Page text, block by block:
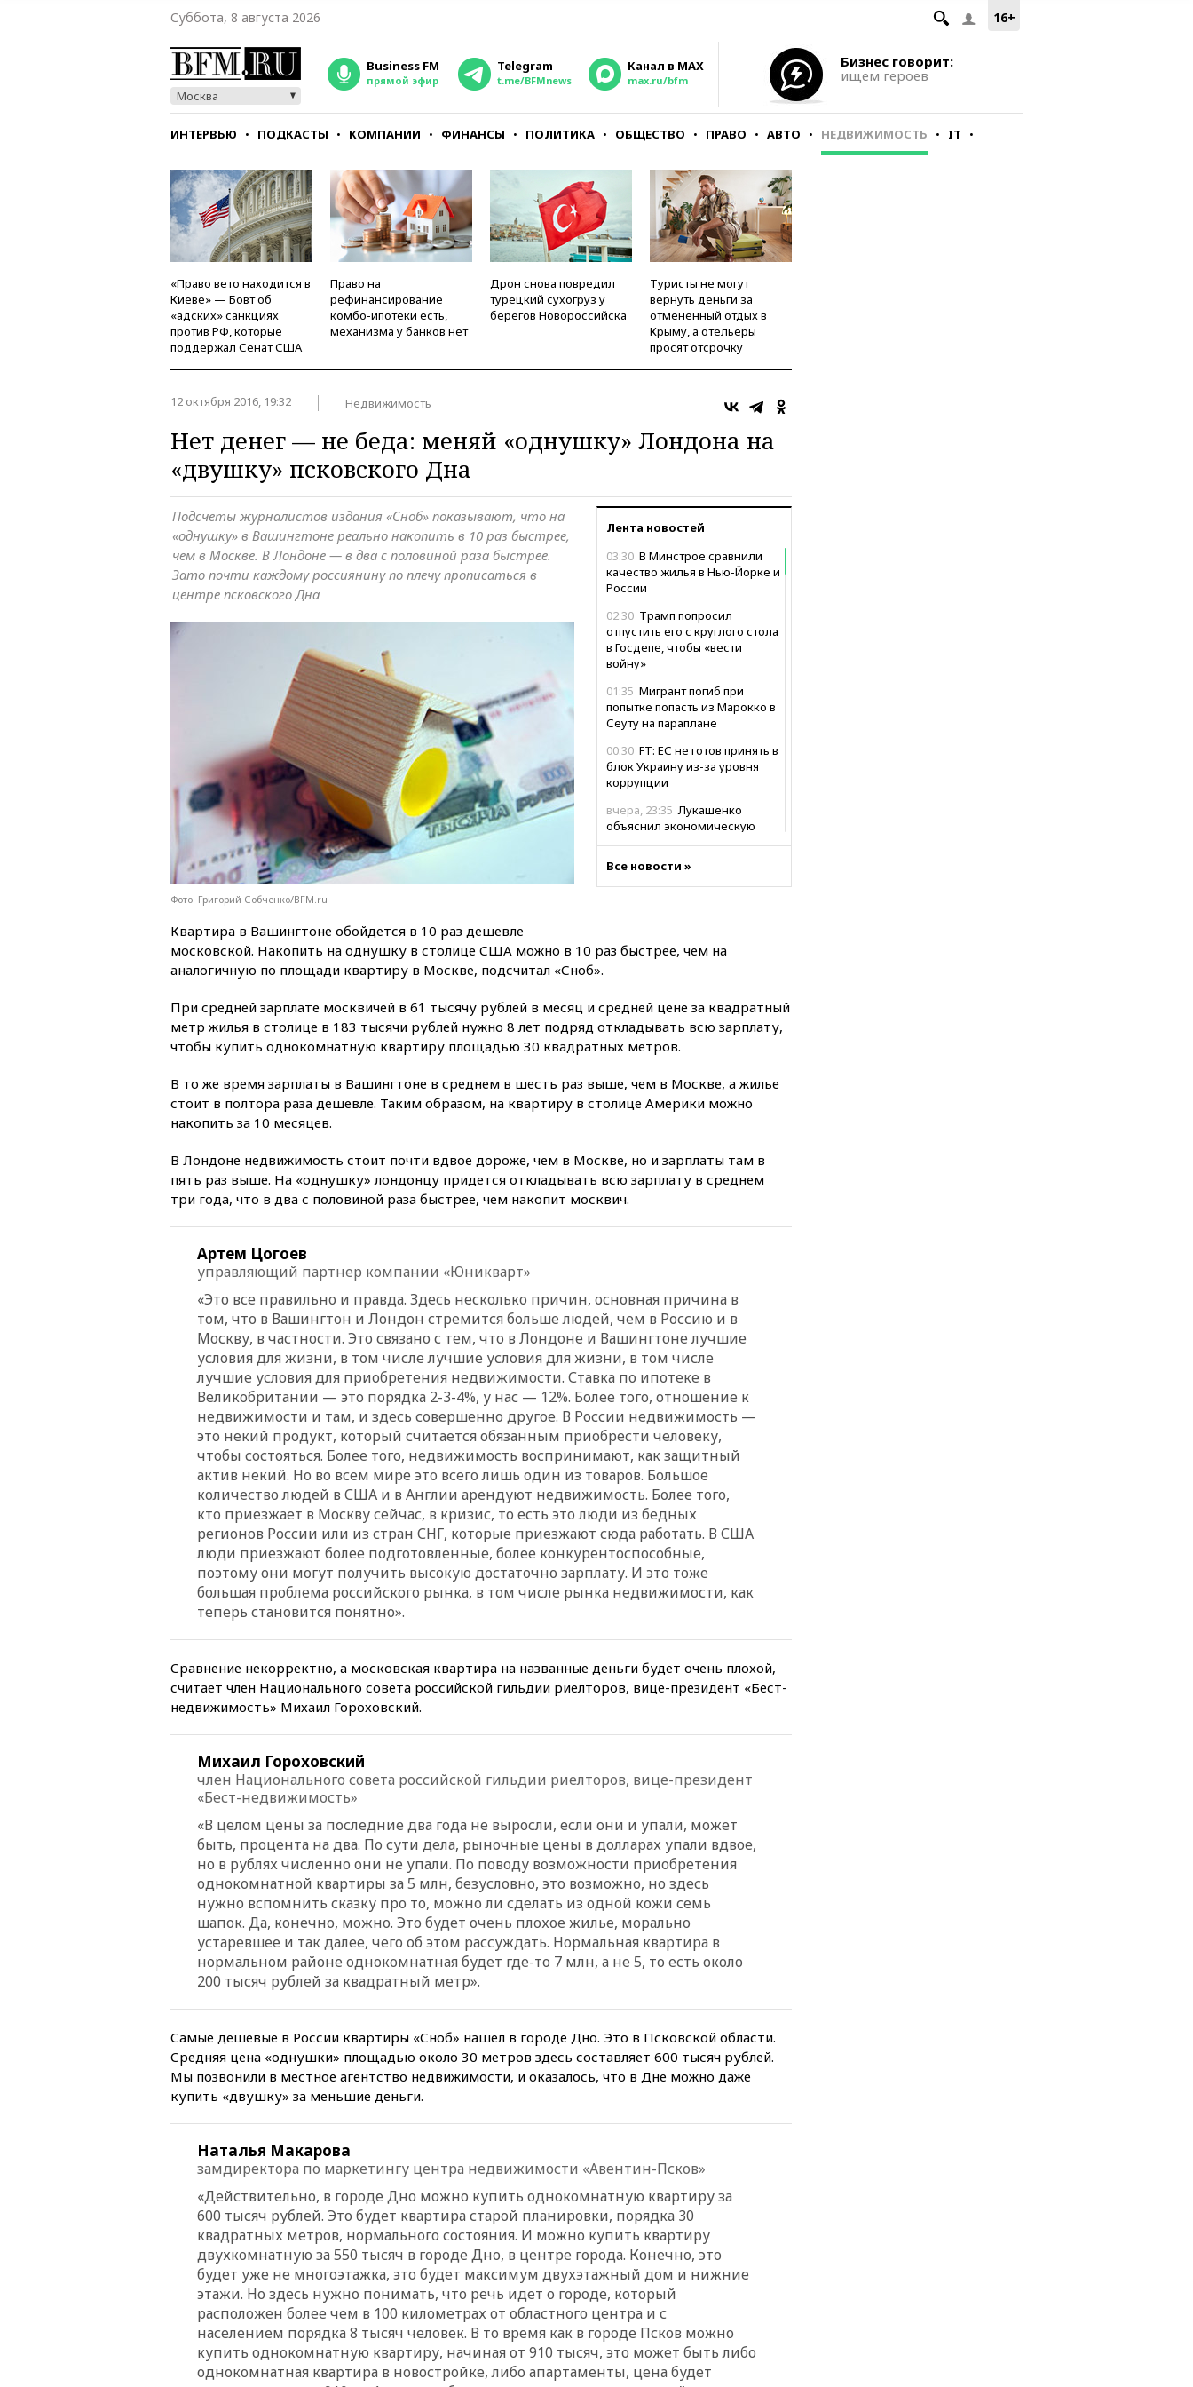
16+
Суббота, 8 августа 2026
Москва
Business FM
прямой эфир
Telegram
t.me/BFMnews
Канал в MAX
max.ru/bfm
Бизнес говорит:
ищем героев
ИНТЕРВЬЮ ПОДКАСТЫ КОМПАНИИ ФИНАНСЫ ПОЛИТИКА ОБЩЕСТВО ПРАВО АВТО НЕДВИЖИМОСТЬ IT
СТИЛЬ ТЕСТЫ
«Право вето находится в
Киеве» — Бовт об
«адских» санкциях
против РФ, которые
поддержал Сенат США
Право на
рефинансирование
комбо-ипотеки есть,
механизма у банков нет
Дрон снова повредил
турецкий сухогруз у
берегов Новороссийска
Туристы не могут
вернуть деньги за
отмененный отдых в
Крыму, а отельеры
просят отсрочку
12 октября 2016, 19:32 Недвижимость
Нет денег — не беда: меняй «однушку» Лондона на
«двушку» псковского Дна
Лента новостей
03:30 В Минстрое сравнили
качество жилья в Нью-Йорке и
России
02:30 Трамп попросил
отпустить его с круглого стола
в Госдепе, чтобы «вести
войну»
01:35 Мигрант погиб при
попытке попасть из Марокко в
Сеуту на параплане
00:30 FT: ЕС не готов принять в
блок Украину из-за уровня
коррупции
вчера, 23:35 Лукашенко
объяснил экономическую
вчера, 22:59На башню
вчера, 22:45 Литовец
вчера, 22:28
анонсировал скорое
соглашение о прекращении
вчера, 22:15
Три человека
получили ножевые ранения
вчера, 22:00 Путин поручил
выделить средства на новые
РЛС для Белгородской
области
вчера, 21:56The Atlantic: Маск
вчера, 21:35 После пожара на
складе в Брянске возбудили
уголовное дело
вчера, 21:26 Лидеры сборной
РФ по гимнастике получили
официальный отказ в визах от
Хорватии
вчера, 21:15Пентагон
опубликовал 16 новых видео с
НЛО
вчера, 21:00 На границе
Украины с Польшей скопилось
свыше 6,5 тысячи грузовиков
вчера, 20:53 Швыдкой:
«Интервидение» точно
пройдет в 2026 году
вчера, 20:35
погиб при атаке FPV-дрона в
вчера, 20:30Лидию Невзорову
экстремизма
постановил остановить
строительство бального зала в
Белом доме
вчера, 20:15 Сенат США
одобрил ужесточение
санкций против России и
Ирана
вчера, 20:00СК возбудил дело
России
вчера, 19:45ISU предоставил
нейтральный статус
фигуристкам Валиевой и
Трусовой
вчера, 19:19Россиянка
погибла во Французских
Альпах
вчера, 19:00 Открытое
горение на складе в Брянске
ликвидировано
вчера, 18:55
отчиталось об ударах по двум
украинским сухогрузам в
Черном море
вчера, 18:47Школьники из РФ
Все новости »
Подсчеты журналистов издания «Сноб» показывают, что на
«однушку» в Вашингтоне реально накопить в 10 раз быстрее,
чем в Москве. В Лондоне — в два с половиной раза быстрее.
Зато почти каждому россиянину по плечу прописаться в
центре псковского Дна
Фото: Григорий Собченко/BFM.ru
Квартира в Вашингтоне обойдется в 10 раз дешевле
московской. Накопить на однушку в столице США можно в 10 раз быстрее, чем на
аналогичную по площади квартиру в Москве, подсчитал «Сноб».
При средней зарплате москвичей в 61 тысячу рублей в месяц и средней цене за квадратный
метр жилья в столице в 183 тысячи рублей нужно 8 лет подряд откладывать всю зарплату,
чтобы купить однокомнатную квартиру площадью 30 квадратных метров.
В то же время зарплаты в Вашингтоне в среднем в шесть раз выше, чем в Москве, а жилье
стоит в полтора раза дешевле. Таким образом, на квартиру в столице Америки можно
накопить за 10 месяцев.
В Лондоне недвижимость стоит почти вдвое дороже, чем в Москве, но и зарплаты там в
пять раз выше. На «однушку» лондонцу придется откладывать всю зарплату в среднем
три года, что в два с половиной раза быстрее, чем накопит москвич.
Артем Цогоев
управляющий партнер компании «Юникварт»
«Это все правильно и правда. Здесь несколько причин, основная причина в
том, что в Вашингтон и Лондон стремится больше людей, чем в Россию и в
Москву, в частности. Это связано с тем, что в Лондоне и Вашингтоне лучшие
условия для жизни, в том числе лучшие условия для жизни, в том числе
лучшие условия для приобретения недвижимости. Ставка по ипотеке в
Великобритании — это порядка 2-3-4%, у нас — 12%. Более того, отношение к
недвижимости и там, и здесь совершенно другое. В России недвижимость —
это некий продукт, который считается обязанным приобрести человеку,
чтобы состояться. Более того, недвижимость воспринимают, как защитный
актив некий. Но во всем мире это всего лишь один из товаров. Большое
количество людей в США и в Англии арендуют недвижимость. Более того,
кто приезжает в Москву сейчас, в кризис, то есть это люди из бедных
регионов России или из стран СНГ, которые приезжают сюда работать. В США
люди приезжают более подготовленные, более конкурентоспособные,
поэтому они могут получить высокую достаточно зарплату. И это тоже
большая проблема российского рынка, в том числе рынка недвижимости, как
теперь становится понятно».
Сравнение некорректно, а московская квартира на названные деньги будет очень плохой,
считает член Национального совета российской гильдии риелторов, вице-президент «Бест-
недвижимость» Михаил Гороховский.
Михаил Гороховский
член Национального совета российской гильдии риелторов, вице-президент
«Бест-недвижимость»
«В целом цены за последние два года не выросли, если они и упали, может
быть, процента на два. По сути дела, рыночные цены в долларах упали вдвое,
но в рублях численно они не упали. По поводу возможности приобретения
однокомнатной квартиры за 5 млн, безусловно, это возможно, но здесь
нужно вспомнить сказку про то, можно ли сделать из одной кожи семь
шапок. Да, конечно, можно. Это будет очень плохое жилье, морально
устаревшее и так далее, чего об этом рассуждать. Нормальная квартира в
нормальном районе однокомнатная будет где-то 7 млн, а не 5, то есть около
200 тысяч рублей за квадратный метр».
Самые дешевые в России квартиры «Сноб» нашел в городе Дно. Это в Псковской области.
Средняя цена «однушки» площадью около 30 метров здесь составляет 600 тысяч рублей.
Мы позвонили в местное агентство недвижимости, и оказалось, что в Дне можно даже
купить «двушку» за меньшие деньги.
Наталья Макарова
замдиректора по маркетингу центра недвижимости «Авентин-Псков»
«Действительно, в городе Дно можно купить однокомнатную квартиру за
600 тысяч рублей. Это будет квартира старой планировки, порядка 30
квадратных метров, нормального состояния. И можно купить квартиру
двухкомнатную за 550 тысяч в городе Дно, в центре города. Конечно, это
будет уже не многоэтажка, это будет максимум двухэтажный дом и нижние
этажи. Но здесь нужно понимать, что речь идет о городе, который
расположен более чем в 100 километрах от областного центра и с
населением порядка 8 тысяч человек. В то время как в городе Псков можно
купить однокомнатную квартиру, начиная от 910 тысяч, это может быть либо
однокомнатная квартира в новостройке, либо апартаменты, цена будет